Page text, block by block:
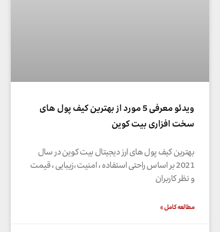
ویدئو معرفی 5 مورد از بهترین کیف پول های
سخت افزاری بیت کوین
بهترین کیف پول های ارز دیجیتال بیت کوین در سال
2021 بر اساس راحتی استفاده ، امنیت ،زیبایی ، قیمت
و نظر کاربران
مطالعه کامل »